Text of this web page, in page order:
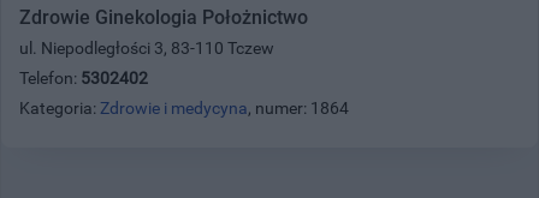
Zdrowie Ginekologia Położnictwo
ul. Niepodległości 3, 83-110 Tczew
Telefon: 5302402
Kategoria: Zdrowie i medycyna, numer: 1864